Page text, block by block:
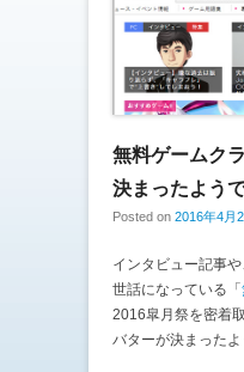
無料ゲームク
決まったようで
Posted on 2016年4月
インタビュー記事
世話になっている「
2016皐月祭を密着
バターが決まったよ